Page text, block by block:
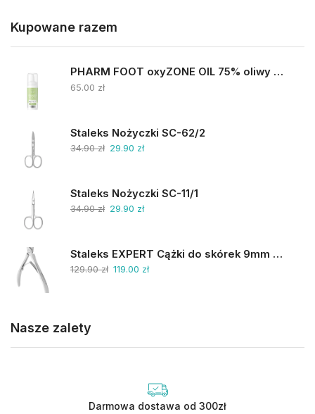
Kupowane razem
PHARM FOOT oxyZONE OIL 75% oliwy ozonowanej i smocza krew 15ml
65.00 zł
Staleks Nożyczki SC-62/2
34.90zł 29.90 zł
Staleks Nożyczki SC-11/1
34.90zł 29.90 zł
Staleks EXPERT Cążki do skórek 9mm NE-90-9
129.90zł 119.00 zł
Nasze zalety
Darmowa dostawa od 300zł